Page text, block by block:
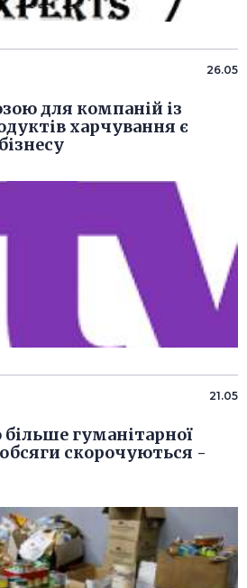
26.05
для компаній із
харчування є
21.05
більше гуманітарної
скорочуються -